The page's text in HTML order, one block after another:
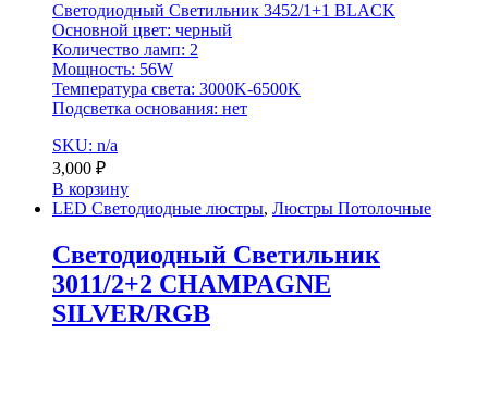
Светодиодный Светильник 3452/1+1 BLACK
Основной цвет: черный
Количество ламп: 2
Мощность: 56W
Температура света: 3000K-6500K
Подсветка основания: нет
SKU: n/a
3,000 ₽
В корзину
LED Светодиодные люстры, Люстры Потолочные
Светодиодный Светильник
3011/2+2 CHAMPAGNE
SILVER/RGB